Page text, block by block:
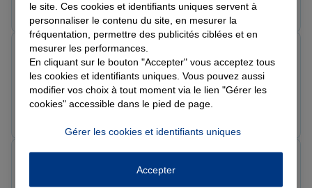
Prendre un RDV Voir l'agence
Note de 5 sur 5
Le 21/05/2026 - Agence OLORON CARREROT
lionel d.
Prendre un RDV Voir l'agence
DD D.
le site. Ces cookies et identifiants uniques servent à
personnaliser le contenu du site, en mesurer la
fréquentation, permettre des publicités ciblées et en
mesurer les performances.
En cliquant sur le bouton "Accepter" vous acceptez tous
les cookies et identifiants uniques. Vous pouvez aussi
modifier vos choix à tout moment via le lien "Gérer les
cookies" accessible dans le pied de page.
Gérer les cookies et identifiants uniques
Accepter